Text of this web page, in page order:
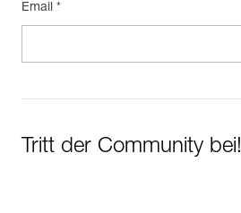
Email *
Tritt der Community bei!